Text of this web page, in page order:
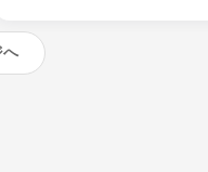
へ